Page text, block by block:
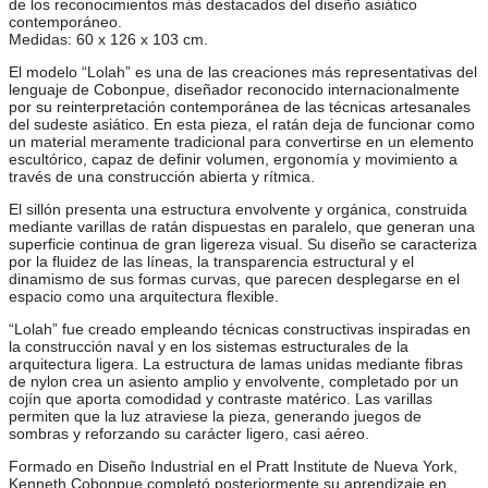
de los reconocimientos más destacados del diseño asiático
contemporáneo.
Medidas: 60 x 126 x 103 cm.
El modelo “Lolah” es una de las creaciones más representativas del
lenguaje de Cobonpue, diseñador reconocido internacionalmente
por su reinterpretación contemporánea de las técnicas artesanales
del sudeste asiático. En esta pieza, el ratán deja de funcionar como
un material meramente tradicional para convertirse en un elemento
escultórico, capaz de definir volumen, ergonomía y movimiento a
través de una construcción abierta y rítmica.
El sillón presenta una estructura envolvente y orgánica, construida
mediante varillas de ratán dispuestas en paralelo, que generan una
superficie continua de gran ligereza visual. Su diseño se caracteriza
por la fluidez de las líneas, la transparencia estructural y el
dinamismo de sus formas curvas, que parecen desplegarse en el
espacio como una arquitectura flexible.
“Lolah” fue creado empleando técnicas constructivas inspiradas en
la construcción naval y en los sistemas estructurales de la
arquitectura ligera. La estructura de lamas unidas mediante fibras
de nylon crea un asiento amplio y envolvente, completado por un
cojín que aporta comodidad y contraste matérico. Las varillas
permiten que la luz atraviese la pieza, generando juegos de
sombras y reforzando su carácter ligero, casi aéreo.
Formado en Diseño Industrial en el Pratt Institute de Nueva York,
Kenneth Cobonpue completó posteriormente su aprendizaje en